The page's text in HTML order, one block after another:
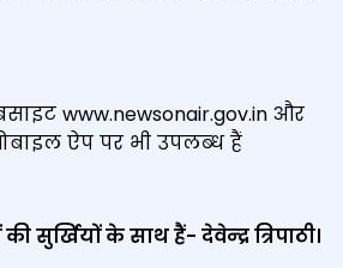
www.newsonair.gov.in और
ऐप पर भी उपलब्‍ध हैं
सुर्खियों के साथ हैं- देवेन्‍द्र त्रिपाठी।